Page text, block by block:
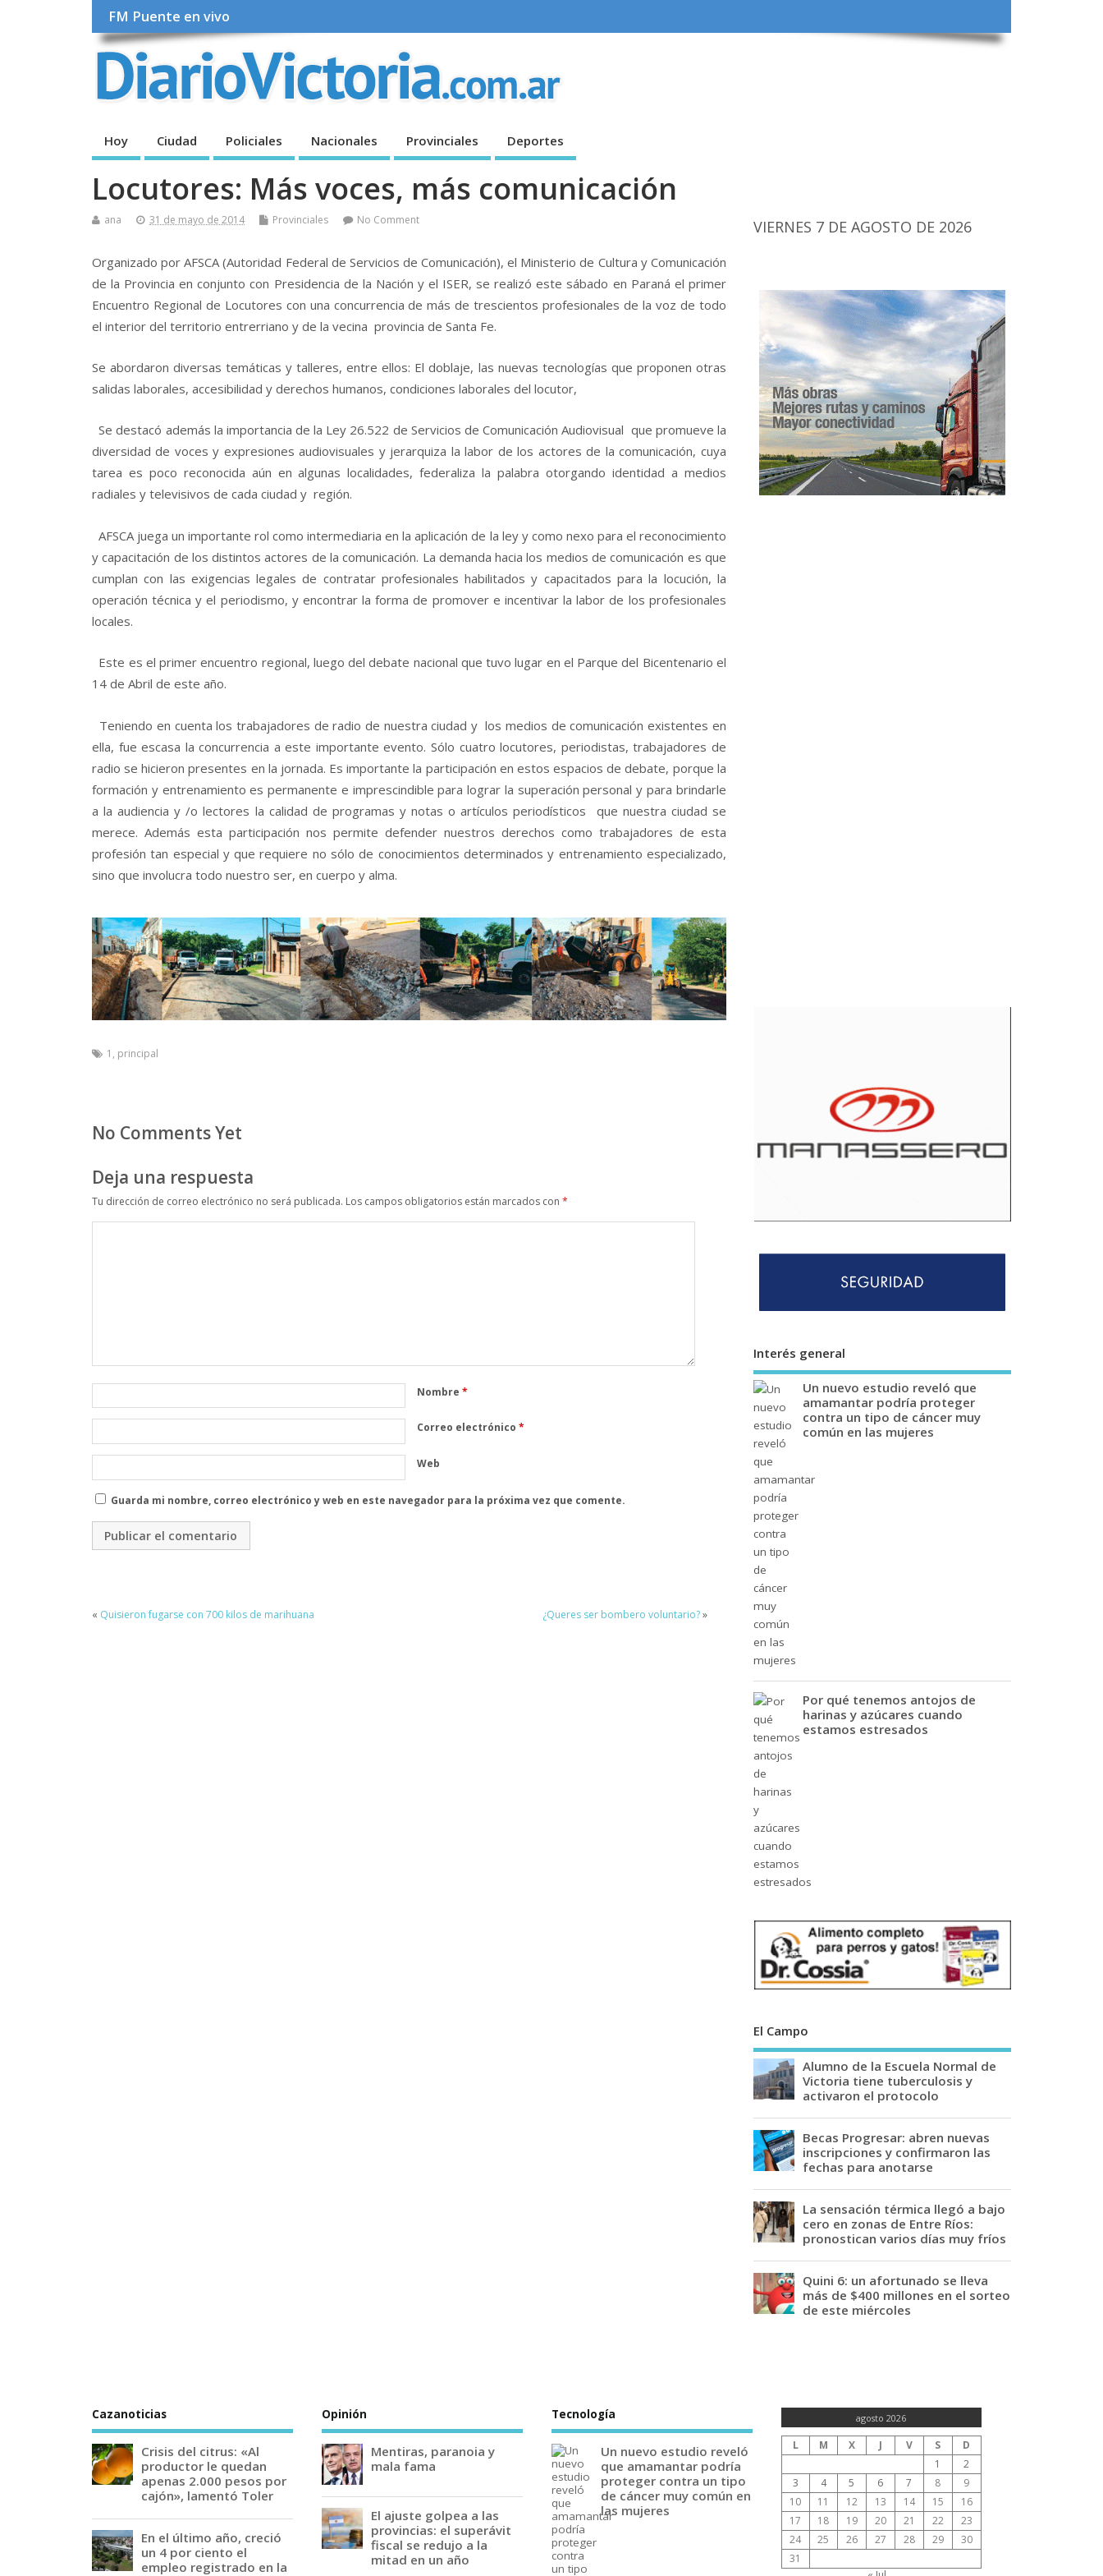
FM Puente en vivo
Hoy Ciudad Policiales Nacionales Provinciales Deportes
Locutores: Más voces, más comunicación
ana 31 de mayo de 2014 Provinciales No Comment
Organizado por AFSCA (Autoridad Federal de Servicios de Comunicación), el Ministerio de Cultura y Comunicación
de la Provincia en conjunto con Presidencia de la Nación y el ISER, se realizó este sábado en Paraná el primer
Encuentro Regional de Locutores con una concurrencia de más de trescientos profesionales de la voz de todo
el interior del territorio entrerriano y de la vecina provincia de Santa Fe.
Se abordaron diversas temáticas y talleres, entre ellos: El doblaje, las nuevas tecnologías que proponen otras
salidas laborales, accesibilidad y derechos humanos, condiciones laborales del locutor,
Se destacó además la importancia de la Ley 26.522 de Servicios de Comunicación Audiovisual que promueve la
diversidad de voces y expresiones audiovisuales y jerarquiza la labor de los actores de la comunicación, cuya
tarea es poco reconocida aún en algunas localidades, federaliza la palabra otorgando identidad a medios
radiales y televisivos de cada ciudad y región.
AFSCA juega un importante rol como intermediaria en la aplicación de la ley y como nexo para el reconocimiento
y capacitación de los distintos actores de la comunicación. La demanda hacia los medios de comunicación es que
cumplan con las exigencias legales de contratar profesionales habilitados y capacitados para la locución, la
operación técnica y el periodismo, y encontrar la forma de promover e incentivar la labor de los profesionales
locales.
Este es el primer encuentro regional, luego del debate nacional que tuvo lugar en el Parque del Bicentenario el
14 de Abril de este año.
Teniendo en cuenta los trabajadores de radio de nuestra ciudad y los medios de comunicación existentes en
ella, fue escasa la concurrencia a este importante evento. Sólo cuatro locutores, periodistas, trabajadores de
radio se hicieron presentes en la jornada. Es importante la participación en estos espacios de debate, porque la
formación y entrenamiento es permanente e imprescindible para lograr la superación personal y para brindarle
a la audiencia y /o lectores la calidad de programas y notas o artículos periodísticos que nuestra ciudad se
merece. Además esta participación nos permite defender nuestros derechos como trabajadores de esta
profesión tan especial y que requiere no sólo de conocimientos determinados y entrenamiento especializado,
sino que involucra todo nuestro ser, en cuerpo y alma.
1 , principal
No Comments Yet
Deja una respuesta
Tu dirección de correo electrónico no será publicada. Los campos obligatorios están marcados con *
Nombre *
Correo electrónico *
Web
Guarda mi nombre, correo electrónico y web en este navegador para la próxima vez que comente.
« Quisieron fugarse con 700 kilos de marihuana ¿Queres ser bombero voluntario?»
VIERNES 7 DE AGOSTO DE 2026
Interés general
Un nuevo estudio reveló que
amamantar podría proteger
contra un tipo de cáncer muy
común en las mujeres
Por qué tenemos antojos de
harinas y azúcares cuando
estamos estresados
El Campo
Alumno de la Escuela Normal de
Victoria tiene tuberculosis y
activaron el protocolo
Becas Progresar: abren nuevas
inscripciones y confirmaron las
fechas para anotarse
La sensación térmica llegó a bajo
cero en zonas de Entre Ríos:
pronostican varios días muy fríos
Quini 6: un afortunado se lleva
más de $400 millones en el sorteo
de este miércoles
Cazanoticias
Crisis del citrus: «Al
productor le quedan
apenas 2.000 pesos por
cajón», lamentó Toler
En el último año, creció
un 4 por ciento el
empleo registrado en la
Opinión
Mentiras, paranoia y
mala fama
El ajuste golpea a las
provincias: el superávit
fiscal se redujo a la
mitad en un año
Tecnología
Un nuevo estudio reveló
que amamantar podría
proteger contra un tipo
de cáncer muy común en
las mujeres
agosto 2026
L M X J V S
D
1
2
3
4 5 6 7 8
9
10
11 12 13 14 15
16
17
18 19 20 21 22
23
24
25 26 27 28 29
30
31